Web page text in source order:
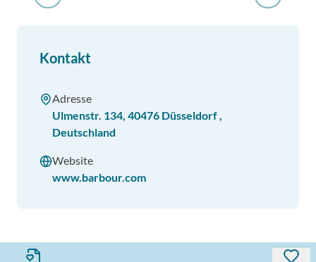
Kontakt
Adresse
Ulmenstr. 134, 40476 Düsseldorf,
Deutschland
Website
www.barbour.com